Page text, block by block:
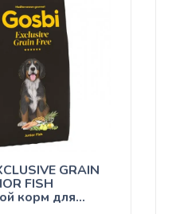
GRAIN
FISH
корм для